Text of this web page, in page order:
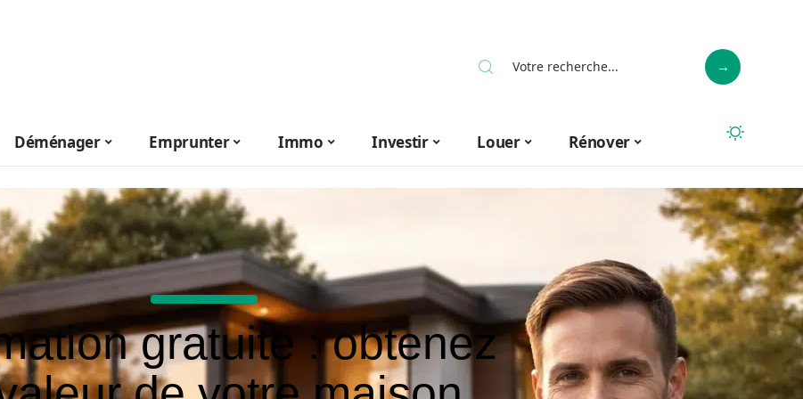
Déménager Emprunter Immo Investir Louer Rénover
gratuite : obtenez